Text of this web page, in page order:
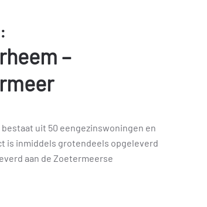
–
uit 50 eengezinswoningen en
is inmiddels grotendeels opgeleverd
aan de Zoetermeerse